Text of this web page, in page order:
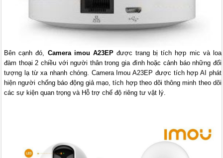
Bên cạnh đó, Camera imou A23EPđược trang bị tích hợp mic và loa
đàm thoại 2 chiều với người thân trong gia đình hoặc cảnh báo những đối
tượng lạ từ xa nhanh chóng. Camera Imou A23EP được tích hợp AI phát
hiện người chống báo động giả mạo, tích hợp theo dõi thông minh theo dõi
các sự kiện quan trọng và Hỗ trợ chế độ riêng tư vật lý.